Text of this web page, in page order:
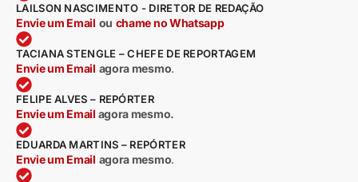
LAILSON NASCIMENTO - DIRETOR DE REDAÇÃO
Envie um Email ou chame no Whatsapp
TACIANA STENGLE – CHEFE DE REPORTAGEM
Envie um Email agora mesmo.
FELIPE ALVES – REPÓRTER
Envie um Email agora mesmo.
EDUARDA MARTINS – REPÓRTER
Envie um Email agora mesmo.